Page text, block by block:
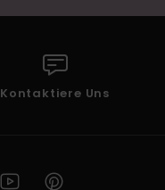
Kontaktiere Uns